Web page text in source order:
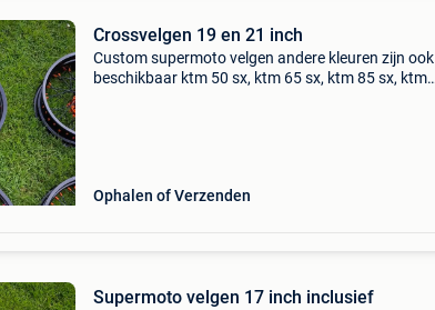
Crossvelgen 19 en 21 inch
Custom supermoto velgen andere kleuren zijn ook
beschikbaar ktm 50 sx, ktm 65 sx, ktm 85 sx, ktm
Ophalen of Verzenden
Supermoto velgen 17 inch inclusief